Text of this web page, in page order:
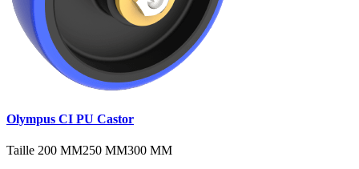
Olympus CI PU Castor
Taille 200 MM250 MM300 MM